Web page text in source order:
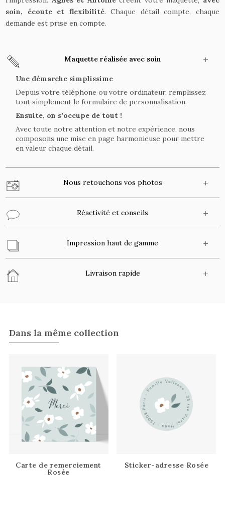
soin, écoute et flexibilité. Chaque détail compte, chaque
demande est prise en compte.
Maquette réalisée avec soin
Une démarche simplissime
Depuis votre téléphone ou votre ordinateur, remplissez
tout simplement le formulaire de personnalisation.
Ensuite, on s’occupe de tout !
Avec toute notre attention et notre expérience, nous
composons une mise en page harmonieuse pour mettre
en valeur chaque détail.
Nous retouchons vos photos
Réactivité et conseils
Impression haut de gamme
Livraison rapide
Dans la même collection
Carte de remerciement
Rosée
Sticker-adresse Rosée